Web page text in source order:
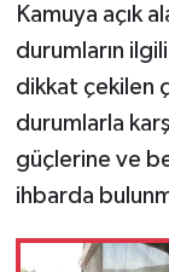
Kamuya açık
durumların
dikkat çekilen
durumlarla
güçlerine ve
ihbarda